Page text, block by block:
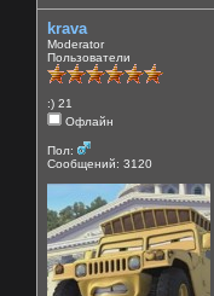
krava
Moderator
Пользователи
:) 21
Офлайн
Пол:
Сообщений: 3120